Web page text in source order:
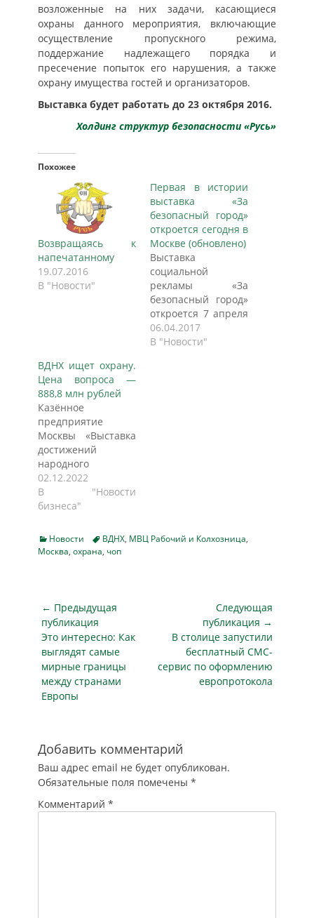
возложенные на них задачи, касающиеся
охраны данного мероприятия, включающие
осуществление пропускного режима,
поддержание надлежащего порядка и
пресечение попыток его нарушения, а также
охрану имущества гостей и организаторов.
Выставка будет работать до 23 октября 2016.
Холдинг структур безопасности «Русь»
Похожее
Возвращаясь к
напечатанному
19.07.2016
В "Новости"
Первая в истории
выставка «За
безопасный город»
откроется сегодня в
Москве (обновлено)
Выставка
социальной
рекламы «За
безопасный город»
откроется 7 апреля
в павильоне под
легендарным
Совета Федерации
руководитель
столичного
управления МЧС
Илья Денисов,
руководитель…
06.04.2017
В "Новости"
ВДНХ ищет охрану.
Цена вопроса —
888,8 млн рублей
Казённое
предприятие
Москвы «Выставка
достижений
народного
хозяйства» (ВДНХ)
ищет подрядчика,
который возьмет на
территории,
включая площадь
Музейно-
выставочный
центр «Рабочий и
Колхозница».
Максимальная
цена контракта
составляет 888,8
млн рублей.
составляет около
7000 метров, а
общая
экспозиционная
площадь
павильонов –…
02.12.2022
В "Новости
бизнеса"
Categories
Новости TagsВДНХ, МВЦ Рабочий и Колхозница,
Москва, охрана, чоп
Навигация
по
записям
← Предыдущая
публикация
Предыдущая
публикация
Это интересно: Как
выглядят самые
мирные границы
между странами
Европы
Следующая
публикация →
Следующая
публикация
В столице запустили
бесплатный СМС-
сервис по оформлению
европротокола
Добавить комментарий
Ваш адрес email не будет опубликован.
Обязательные поля помечены *
Комментарий *